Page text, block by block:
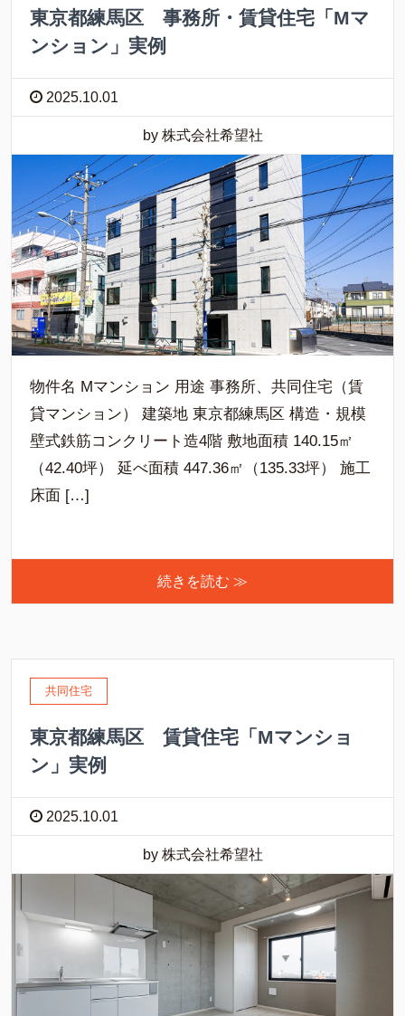
東京都練馬区 事務所・賃貸住宅「Мマ
ンション」実例
2025.10.01
by 株式会社希望社
物件名 Мマンション 用途 事務所、共同住宅（賃
貸マンション） 建築地 東京都練馬区 構造・規模
壁式鉄筋コンクリート造4階 敷地面積 140.15㎡
（42.40坪） 延べ面積 447.36㎡（135.33坪） 施工
床面 […]
続きを読む ≫
共同住宅
東京都練馬区 賃貸住宅「Мマンショ
ン」実例
2025.10.01
by 株式会社希望社